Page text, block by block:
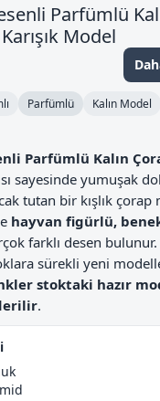
Parfümlü
Model
Parfümlü Kalın Model
Parfümlü Kalın
sayesinde yumuşak
tutan bir kışlık çorap
hayvan figürlü,
farklı desen bulunur.
sürekli yeni
stoktaki hazır
.